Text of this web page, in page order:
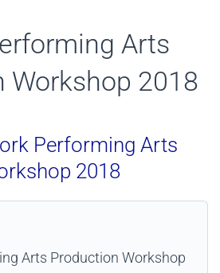
Arts
Workshop 2018
Performing Arts
2018
Arts Production Workshop